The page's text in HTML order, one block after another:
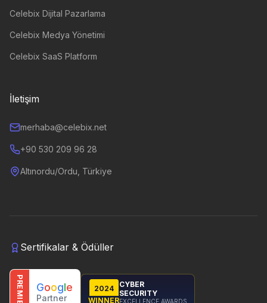
Celebix Dijital Pazarlama
Celebix Medya Yönetimi
Celebix SaaS Platform
İletişim
merhaba@celebix.net
+90 530 209 96 28
Altınordu/Ordu, Türkiye
Sertifikalar & Ödüller
PREMIER Google
Partner
2024
WINNER
CYBER
SECURITY
EXCELLENCE AWARDS